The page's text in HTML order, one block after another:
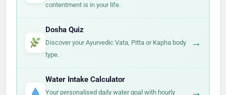
contentment is in your life.
Dosha Quiz
Discover your Ayurvedic Vata, Pitta or Kapha body
type.
→
Water Intake Calculator
Your personalised daily water goal with hourly →